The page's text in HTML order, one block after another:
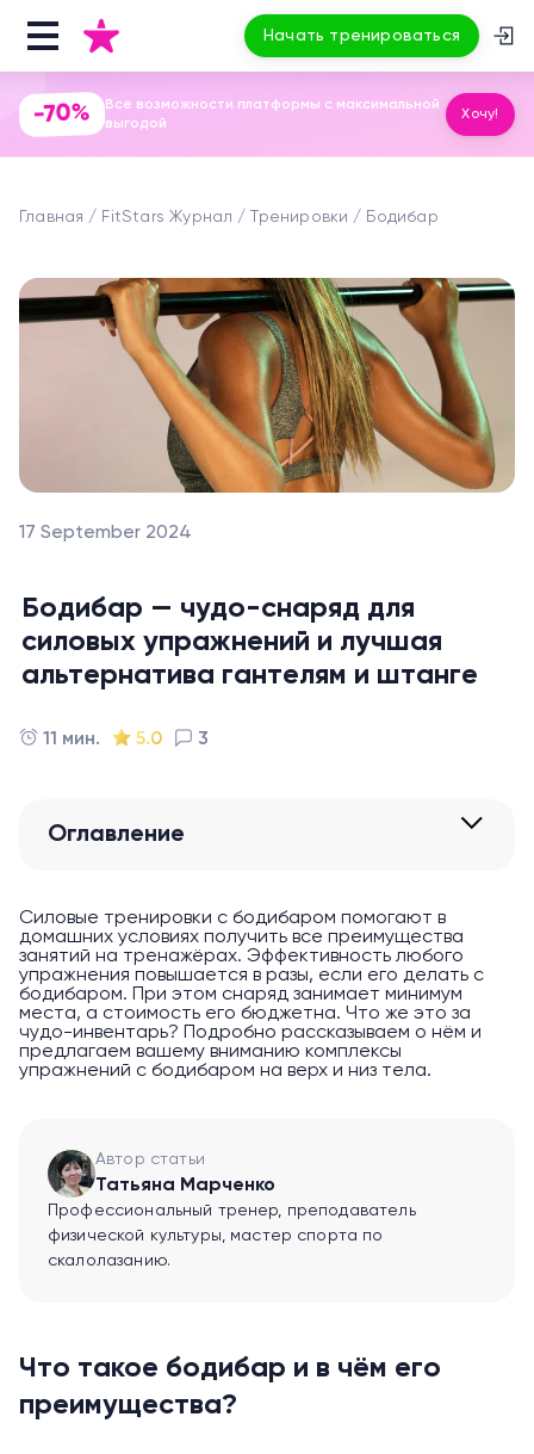
Начать тренироваться
-70%
Все возможности платформы с максимальной
выгодой
Хочу!
Главная FitStars Журнал Тренировки Бодибар
17 September 2024
Бодибар — чудо-снаряд для
силовых упражнений и лучшая
альтернатива гантелям и штанге
11 мин. 5.0 3
Оглавление
Силовые тренировки с бодибаром помогают в
домашних условиях получить все преимущества
занятий на тренажёрах. Эффективность любого
упражнения повышается в разы, если его делать с
бодибаром. При этом снаряд занимает минимум
места, а стоимость его бюджетна. Что же это за
чудо-инвентарь? Подробно рассказываем о нём и
предлагаем вашему вниманию комплексы
упражнений с бодибаром на верх и низ тела.
Автор статьи
Татьяна Марченко
Профессиональный тренер, преподаватель
физической культуры, мастер спорта по
скалолазанию.
Что такое бодибар и в чём его
преимущества?